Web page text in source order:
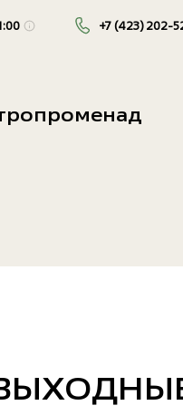
10:00 — 22:00
+7 (423) 202-